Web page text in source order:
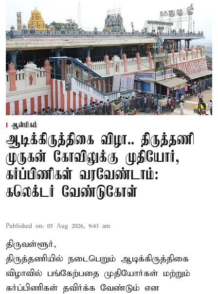
ஆன்மிகம்
ஆடிக்கிருத்திகை விழா.. திருத்தணி
முருகன் கோவிலுக்கு முதியோர்,
கர்ப்பிணிகள் வரவேண்டாம்:
கலெக்டர் வேண்டுகோள்
Published on: 05 Aug 2026, 9:43 am
திருவள்ளூர்,
திருத்தணியில் நடைபெறும் ஆடிக்கிருத்திகை
விழாவில் பங்கேற்பதை முதியோர்கள் மற்றும்
கர்ப்பிணிகள் தவிர்க்க வேண்டும் என